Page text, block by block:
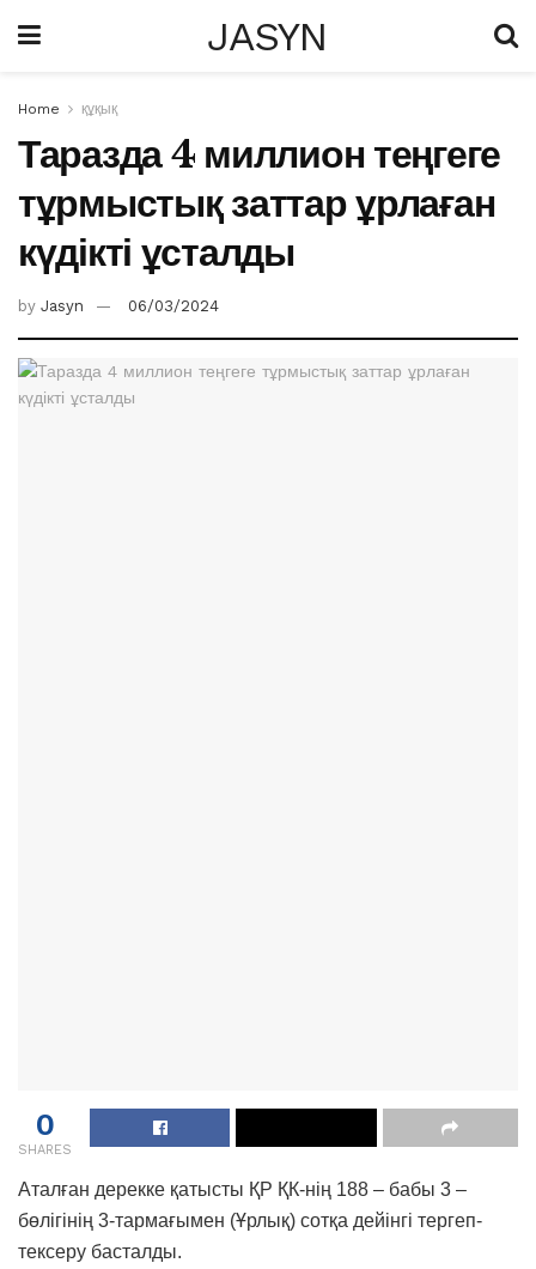
JASYN
Home құқық
Таразда 4 миллион теңгеге
тұрмыстық заттар ұрлаған
күдікті ұсталды
by Jasyn 06/03/2024
0
SHARES
Аталған дерекке қатысты ҚР ҚК-нің 188 – бабы 3 –
бөлігінің 3-тармағымен (Ұрлық) сотқа дейінгі тергеп-
тексеру басталды.